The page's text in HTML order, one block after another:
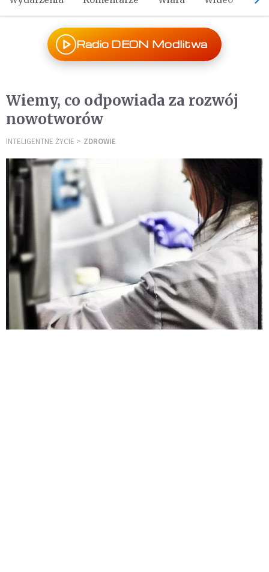
Radio DEON Modlitwa
Wiemy, co odpowiada za rozwój
nowotworów
INTELIGENTNE ŻYCIE ZDROWIE